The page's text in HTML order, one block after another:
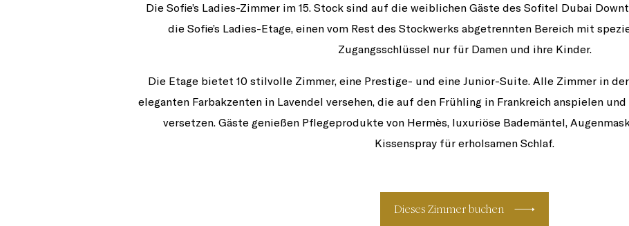
Die Sofie’s Ladies-Zimmer im 15. Stock sind auf die weiblichen Gäste des Sofitel Dubai
die Sofie’s Ladies-Etage, einen vom Rest des Stockwerks abgetrennten Bereich mit
Zugangsschlüssel nur für Damen und ihre Kinder.
Die Etage bietet 10 stilvolle Zimmer, eine Prestige- und eine Junior-Suite. Alle Zimmer in
eleganten Farbakzenten in Lavendel versehen, die auf den Frühling in Frankreich anspielen
versetzen. Gäste genießen Pflegeprodukte von Hermès, luxuriöse Bademäntel,
Kissenspray für erholsamen Schlaf.
Dieses Zimmer buchen